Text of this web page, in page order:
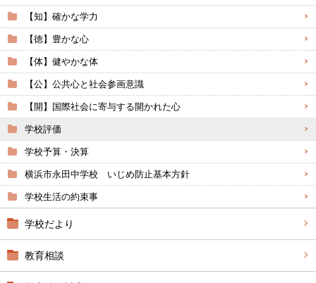
【知】確かな学力
【徳】豊かな心
【体】健やかな体
【公】公共心と社会参画意識
【開】国際社会に寄与する開かれた心
学校評価
学校予算・決算
横浜市永田中学校 いじめ防止基本方針
学校生活の約束事
学校だより
教育相談